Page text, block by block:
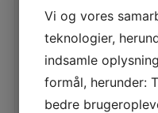
Vi og vores
teknologier,
indsamle
formål, herunder:
bedre